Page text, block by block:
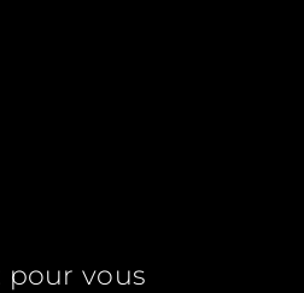
pour vous